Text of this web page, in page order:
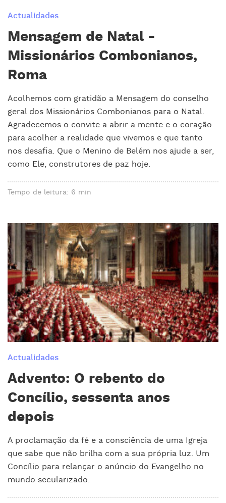
Actualidades
Mensagem de Natal -
Missionários Combonianos,
Roma
Acolhemos com gratidão a Mensagem do conselho
geral dos Missionários Combonianos para o Natal.
Agradecemos o convite a abrir a mente e o coração
para acolher a realidade que vivemos e que tanto
nos desafia. Que o Menino de Belém nos ajude a ser,
como Ele, construtores de paz hoje.
Tempo de leitura: 6 min
Actualidades
Advento: O rebento do
Concílio, sessenta anos
depois
A proclamação da fé e a consciência de uma Igreja
que sabe que não brilha com a sua própria luz. Um
Concílio para relançar o anúncio do Evangelho no
mundo secularizado.